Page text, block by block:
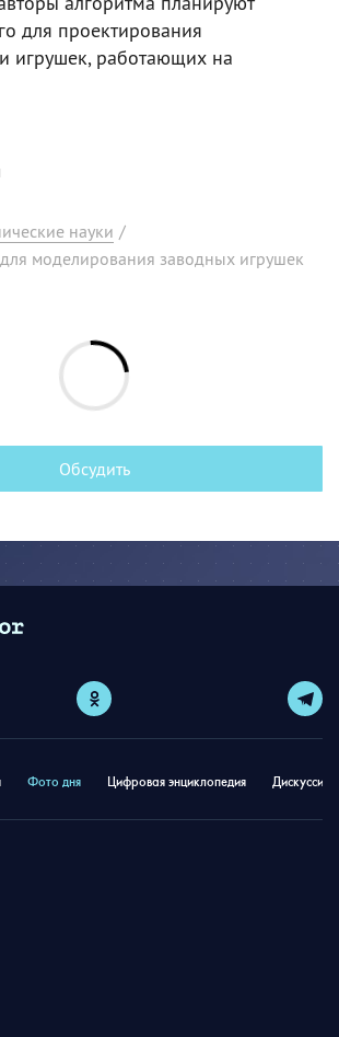
для проектирования
игрушек, работающих на
науки /
моделирования заводных игрушек
Обсудить
Фото дня Цифровая энциклопедия